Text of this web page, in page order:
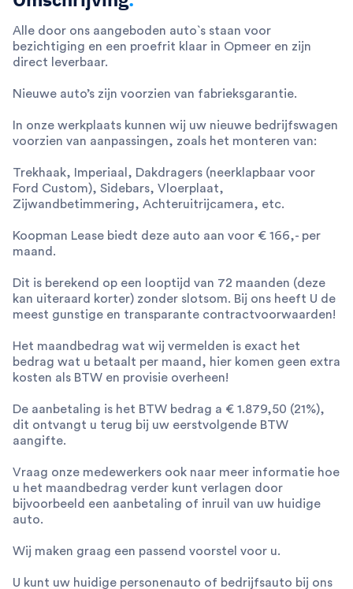
Alle door ons aangeboden auto`s staan voor
bezichtiging en een proefrit klaar in Opmeer en zijn
direct leverbaar.
Nieuwe auto’s zijn voorzien van fabrieksgarantie.
In onze werkplaats kunnen wij uw nieuwe bedrijfswagen
voorzien van aanpassingen, zoals het monteren van:
Trekhaak, Imperiaal, Dakdragers (neerklapbaar voor
Ford Custom), Sidebars, Vloerplaat,
Zijwandbetimmering, Achteruitrijcamera, etc.
Koopman Lease biedt deze auto aan voor € 166,- per
maand.
Dit is berekend op een looptijd van 72 maanden (deze
kan uiteraard korter) zonder slotsom. Bij ons heeft U de
meest gunstige en transparante contractvoorwaarden!
Het maandbedrag wat wij vermelden is exact het
bedrag wat u betaalt per maand, hier komen geen extra
kosten als BTW en provisie overheen!
De aanbetaling is het BTW bedrag a € 1.879,50 (21%),
dit ontvangt u terug bij uw eerstvolgende BTW
aangifte.
Vraag onze medewerkers ook naar meer informatie hoe
u het maandbedrag verder kunt verlagen door
bijvoorbeeld een aanbetaling of inruil van uw huidige
auto.
Wij maken graag een passend voorstel voor u.
U kunt uw huidige personenauto of bedrijfsauto bij ons